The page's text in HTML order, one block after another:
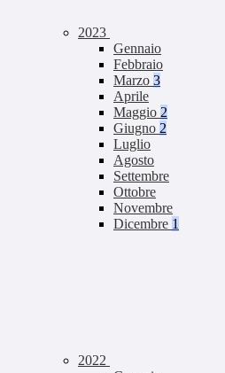
2023
Gennaio
Febbraio
Marzo 3
Aprile
Maggio 2
Giugno 2
Luglio
Agosto
Settembre
Ottobre
Novembre
Dicembre 1
2022